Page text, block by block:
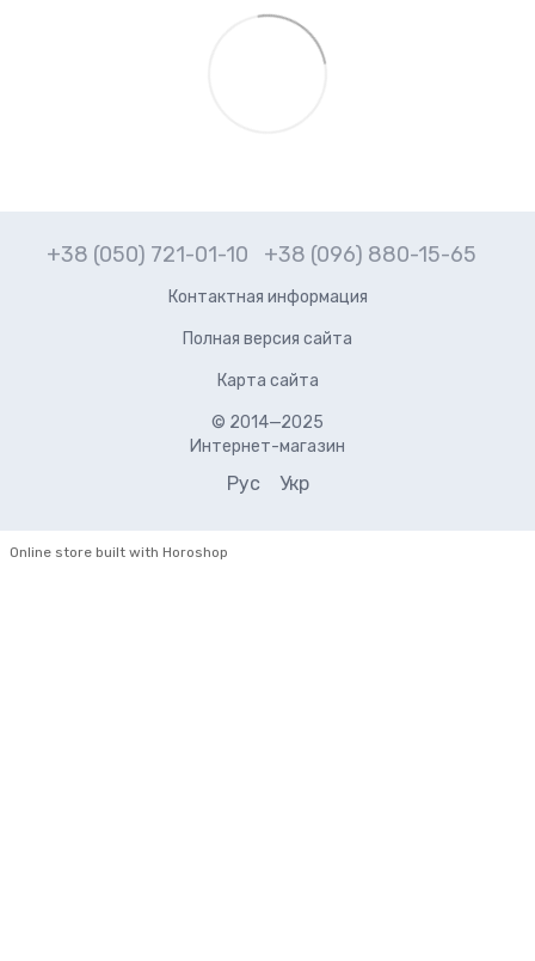
+38 (050) 721-01-10 +38 (096) 880-15-65
Контактная информация
Полная версия сайта
Карта сайта
© 2014—2025
Интернет-магазин
Рус Укр
Online store built with Horoshop